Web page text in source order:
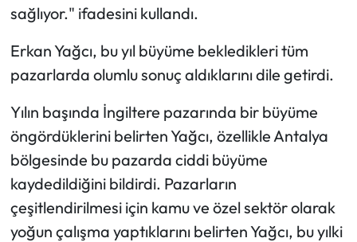
sağlıyor." ifadesini kullandı.
Erkan Yağcı, bu yıl büyüme bekledikleri tüm
pazarlarda olumlu sonuç aldıklarını dile getirdi.
Yılın başında İngiltere pazarında bir büyüme
öngördüklerini belirten Yağcı, özellikle Antalya
bölgesinde bu pazarda ciddi büyüme
kaydedildiğini bildirdi. Pazarların
çeşitlendirilmesi için kamu ve özel sektör olarak
yoğun çalışma yaptıklarını belirten Yağcı, bu yılki